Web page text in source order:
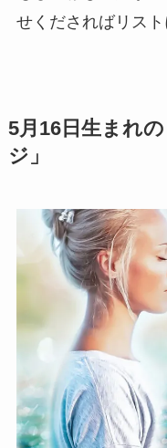
せくださればリスト
5月16日生まれ
ジ」